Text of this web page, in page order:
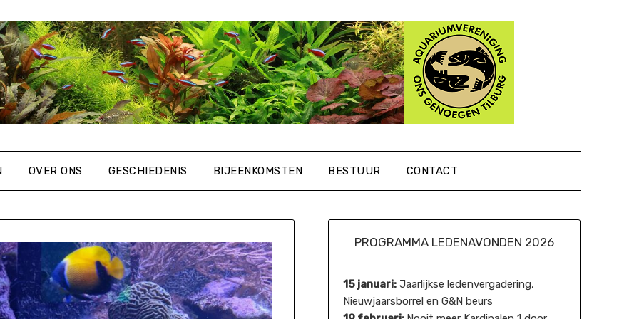
OVER ONS GESCHIEDENIS BIJEENKOMSTEN BESTUUR CONTACT
PROGRAMMA LEDENAVONDEN 2026
15 januari:Jaarlijkse ledenvergadering,
Nieuwjaarsborrel en G&N beurs